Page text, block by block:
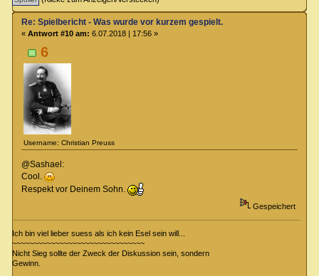
6
Username: Christian Preuss
Re: Spielbericht - Was wurde vor kurzem gespielt.
« Antwort #10 am: 6.07.2018 | 17:56 »
@Sashael:
Cool.
Respekt vor Deinem Sohn.
Gespeichert
Ich bin viel lieber suess als ich kein Esel sein will...
~~~~~~~~~~~~~~~~~~~~~~~~~~~~~~~
Nicht Sieg sollte der Zweck der Diskussion sein, sondern
Gewinn.